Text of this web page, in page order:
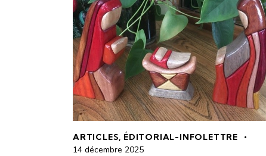
ARTICLES, ÉDITORIAL-INFOLETTRE
14 décembre 2025